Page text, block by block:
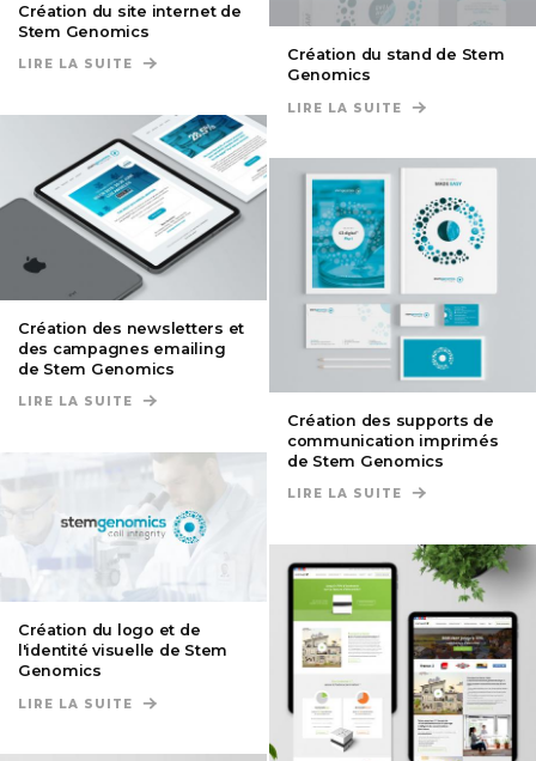
Création du site internet de
Stem Genomics
LIRE LA SUITE DE CRÉATION DU SITE INTERNET DE STEM
Création des newsletters et
des campagnes emailing
de Stem Genomics
LIRE LA SUITE DE CRÉATION DES NEWSLETTERS ET DES
Création du logo et de
l'identité visuelle de Stem
Genomics
LIRE LA SUITE DE CRÉATION DU LOGO ET DE L'IDENTITÉ
Création du stand de Stem
Genomics
LIRE LA SUITE DE CRÉATION
Création des supports de
communication imprimés
de Stem Genomics
LIRE LA SUITE DE CRÉATION